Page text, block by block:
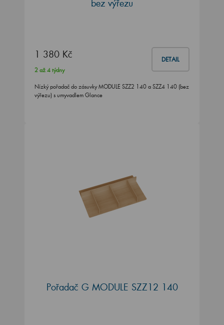
bez výřezu
1 380 Kč DETAIL
2 až 4 týdny
Nízký pořadač do zásuvky MODULE SZZ2 140 a SZZ4 140 (bez
výřezu) s umyvadlem Glance
Pořadač G MODULE SZZ12 140